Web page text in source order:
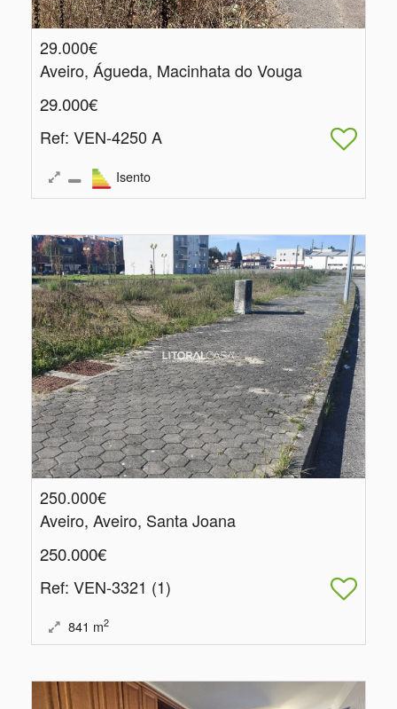
29.000€
Aveiro, Águeda, Macinhata do Vouga
29.000€
Ref: VEN-4250 A
Isento
250.000€
Aveiro, Aveiro, Santa Joana
250.000€
Ref: VEN-3321 (1)
841 m2